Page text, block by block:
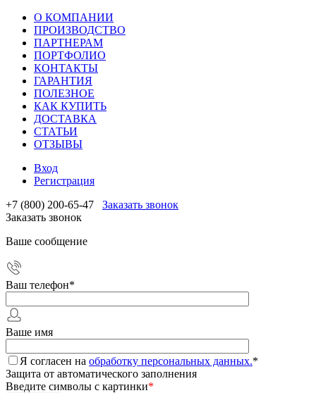
О КОМПАНИИ
ПРОИЗВОДСТВО
ПАРТНЕРАМ
ПОРТФОЛИО
КОНТАКТЫ
ГАРАНТИЯ
ПОЛЕЗНОЕ
КАК КУПИТЬ
ДОСТАВКА
СТАТЬИ
ОТЗЫВЫ
Вход
Регистрация
+7 (800) 200-65-47
Заказать звонок
Заказать звонок
Ваше сообщение
Ваш телефон*
Ваше имя
Я согласен на обработку персональных данных.*
Защита от автоматического заполнения
Введите символы с картинки*